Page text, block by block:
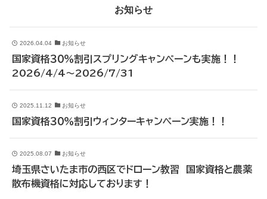
お知らせ
2026.04.04 お知らせ
国家資格３０％割引スプリングキャンペーンも実施！！
2026/4/4～2026/7/31
2025.11.12 お知らせ
国家資格３０％割引ウィンターキャンペーン実施！！
2025.08.07 お知らせ
埼玉県さいたま市の西区でドローン教習 国家資格と農薬
散布機資格に対応しております！